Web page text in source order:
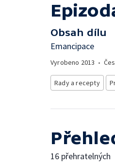
Obsah dílu
Emancipace
Vyrobeno 2013 •
Rady a recepty
16 přehratelných